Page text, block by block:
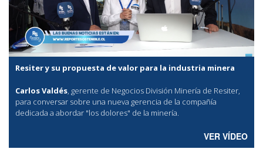
Resiter y su propuesta de valor para la industria minera
Carlos Valdés, gerente de Negocios División Minería de Resiter,
para conversar sobre una nueva gerencia de la compañía
dedicada a abordar "los dolores" de la minería.
VER VÍDEO